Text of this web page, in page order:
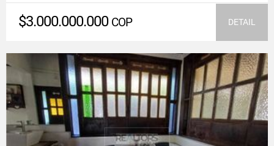
$3.000.000.000 COP DETAIL
VIEW DETAILS